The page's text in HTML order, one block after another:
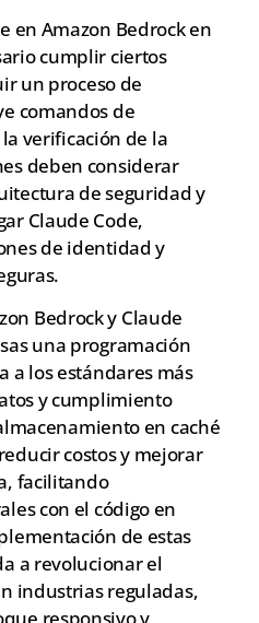
en Amazon Bedrock en
cumplir ciertos
un proceso de
comandos de
verificación de la
deben considerar
de seguridad y
Claude Code,
de identidad y
Bedrock y Claude
una programación
a los estándares más
y cumplimiento
en caché
costos y mejorar
facilitando
con el código en
de estas
a revolucionar el
industrias reguladas,